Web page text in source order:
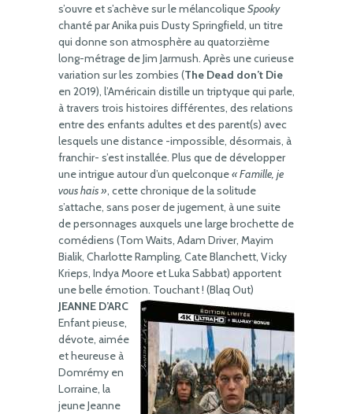
s’ouvre et s’achève sur le mélancoliqueSpooky
chanté par Anika puis Dusty Springfield, un titre
qui donne son atmosphère au quatorzième
long-métrage de Jim Jarmush. Après une curieuse
variation sur les zombies (The Dead don’t Die
en 2019), l’Américain distille un triptyque qui parle,
à travers trois histoires différentes, des relations
entre des enfants adultes et des parent(s) avec
lesquels une distance -impossible, désormais, à
franchir- s’est installée. Plus que de développer
une intrigue autour d’un quelconque« Famille, je
vous hais », cette chronique de la solitude
s’attache, sans poser de jugement, à une suite
de personnages auxquels une large brochette de
comédiens (Tom Waits, Adam Driver, Mayim
Bialik, Charlotte Rampling, Cate Blanchett, Vicky
Krieps, Indya Moore et Luka Sabbat) apportent
une belle émotion. Touchant ! (Blaq Out)
JEANNE D’ARC
Enfant pieuse,
dévote, aimée
et heureuse à
Domrémy en
Lorraine, la
jeune Jeanne